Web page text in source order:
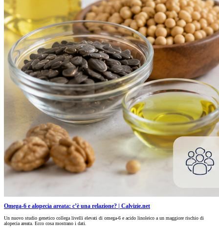
Omega-6 e alopecia areata: c’è una relazione? | Calvizie.net
Un nuovo studio genetico collega livelli elevati di omega-6 e acido linoleico a un maggiore rischio di
alopecia areata. Ecco cosa mostrano i dati.